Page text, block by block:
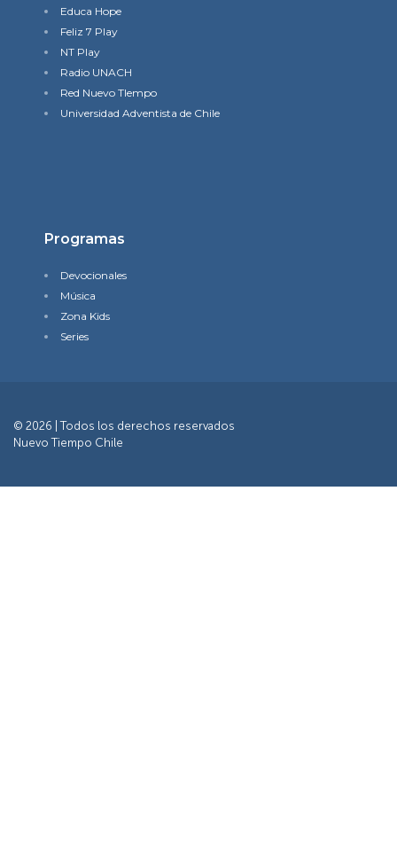
Educa Hope
Feliz 7 Play
NT Play
Radio UNACH
Red Nuevo TIempo
Universidad Adventista de Chile
Programas
Devocionales
Música
Zona Kids
Series
© 2026 | Todos los derechos reservados
Nuevo Tiempo Chile